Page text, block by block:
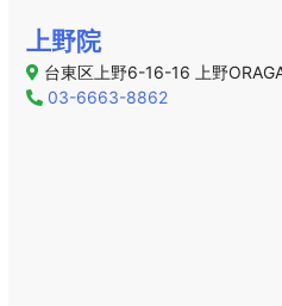
上野院
台東区上野6-16-16 上野
03-6663-8862